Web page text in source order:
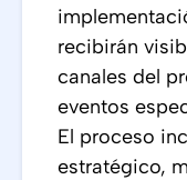
recibirán
canales del
eventos
El proceso
estratégico,